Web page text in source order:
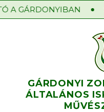
GÁRDONYIBAN
GÁRDONYI
ÁLTALÁNOS